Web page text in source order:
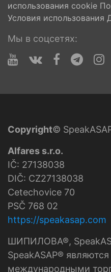
использования cookie
Условия использования
Мы в соцсетях:
Copyright©
Alfares s.r.o.
IČ: 27138038
DIČ: CZ27138038
Cetechovice 70
PSČ 768 02
https://speakasap.com
ШИПИЛОВА®,
SpeakASAP®
международными